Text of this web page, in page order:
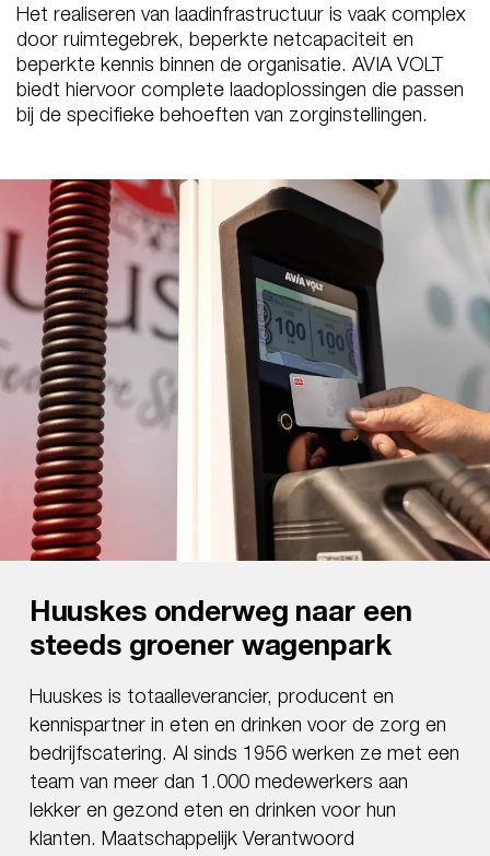
Het realiseren van laadinfrastructuur is vaak complex
door ruimtegebrek, beperkte netcapaciteit en
beperkte kennis binnen de organisatie. AVIA VOLT
biedt hiervoor complete laadoplossingen die passen
bij de specifieke behoeften van zorginstellingen.
Huuskes onderweg naar een
steeds groener wagenpark
Huuskes is totaalleverancier, producent en
kennispartner in eten en drinken voor de zorg en
bedrijfscatering. Al sinds 1956 werken ze met een
team van meer dan 1.000 medewerkers aan
lekker en gezond eten en drinken voor hun
klanten. Maatschappelijk Verantwoord
Pultrum: ‘Klein beginnen is ook
beginnen’
Pultrum is een echt familiebedrijf en veelzijdige
logistieke dienstverlener met 60 jaar ervaring in
nationaal en internationaal transport, exceptioneel
transport en bouwlogistiek. Sinds 2021 hebben
de twee familiebedrijven Westdijk uit Alphen aan
den Rijn en Pultrum uit Rijssen hun krachten en
Twente Milieu hard op weg naar
90% minder CO2-uitstoot in
Twente Milieu staat voor een schone en gezonde
leefomgeving. Continu werken aan een duurzame
organisatie en een duurzaam wagenpark is dan
ook vanzelfsprekend. Door onder andere het
tekenen van het convenant ‘Duurzame Voertuigen